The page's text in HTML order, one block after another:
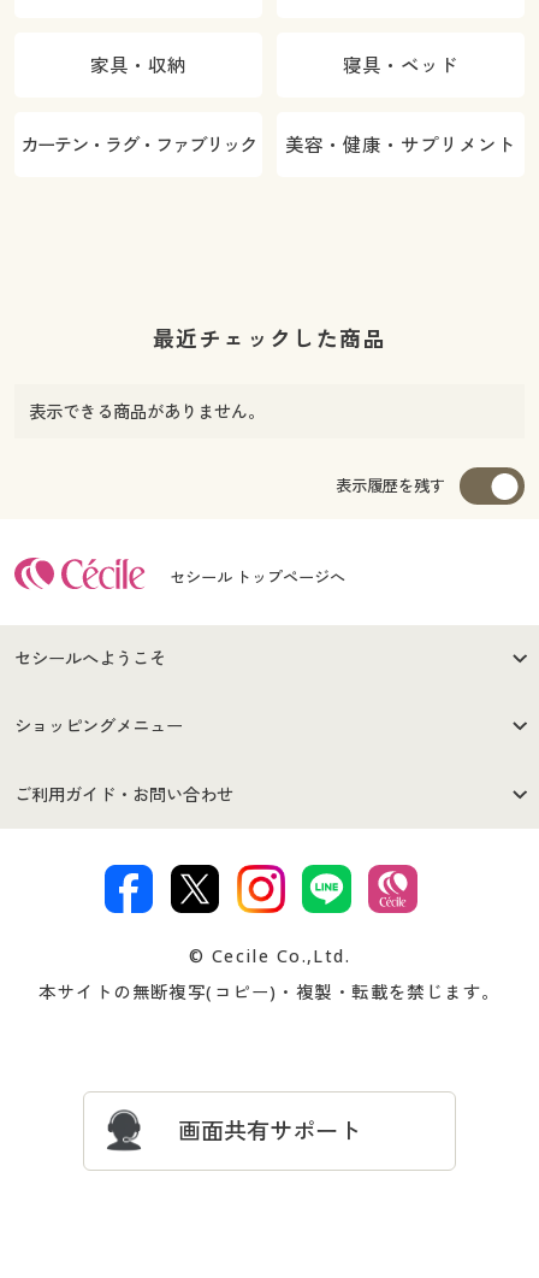
家具・収納 寝具・ベッド
カーテン・ラグ・ファブリック 美容・健康・サプリメント
最近チェックした商品
表示できる商品がありません。
表示履歴を残す
セシール トップページへ
セシールへようこそ
はじめての方へ
セシールご利用規約
著作権・商標について 会社案内
ショッピングメニュー
商品カテゴリ
プレゼント＆キャンペーン サイトマップ
ご利用ガイド・お問い合わせ
交換・返品は お支払は
ついて
忘れの場合
© Cecile Co.,Ltd.
本サイトの無断複写(コピー)・複製・転載を禁じます。
画面共有サポート